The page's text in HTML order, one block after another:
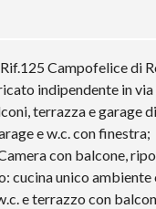
Campofelice di
indipendente in via
terrazza e garage
e w.c. con finestra;
con balcone,
cucina unico ambiente
e terrazzo con